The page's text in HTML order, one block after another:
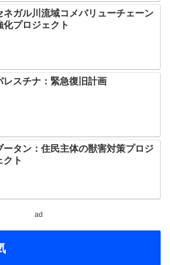
ネガル川流域コメバリューチェーン
化プロジェクト
レスチナ：緊急復旧計画
ータン：住民主体の獣害対策プロジ
クト
ad